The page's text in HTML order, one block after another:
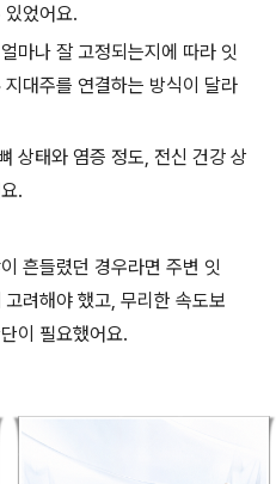
었어요.
마나 잘 고정되는지에 따라 잇
대주를 연결하는 방식이 달라
상태와 염증 정도, 전신 건강 상
.
흔들렸던 경우라면 주변 잇
려해야 했고, 무리한 속도보
이 필요했어요.